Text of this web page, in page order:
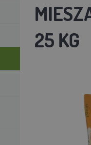
25 KG